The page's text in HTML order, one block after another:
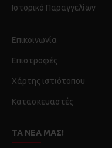
Ιστορικό Παραγγελίων
Επικοινωνία
Επιστροφές
Χάρτης ιστιότοπου
Κατασκευαστές
ΤΑ ΝΈΑ ΜΑΣ!